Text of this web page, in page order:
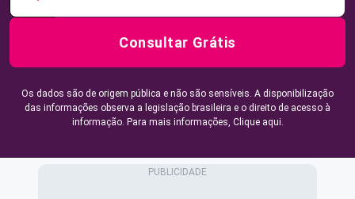
Consultar Grátis
Os dados são de origem pública e não são sensíveis. A disponibilização
das informações observa a legislação brasileira e o direito de acesso à
informação. Para mais informações, Clique aqui.